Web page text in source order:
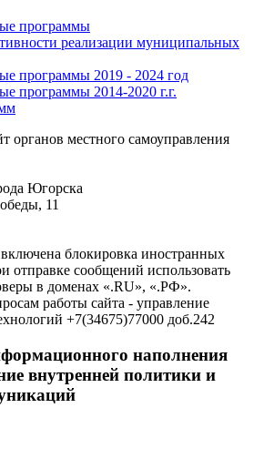
программы
реализации муниципальных
программы 2019 - 2024 год
программы 2014-2020 г.г.
местного самоуправления
Югорска
11
блокировка иностранных
отправке сообщений использовать
в доменах «.RU», «.РФ».
работы сайта - управление
+7(34675)77000 доб.242
наполнения
внутренней политики и